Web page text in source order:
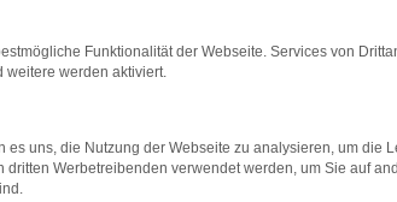
bestimmter Seiten verhindern.
beheben.
auf dem neuesten Stand sind.
kann auch dazu führen, dass
Funktionalität der Webseite. Services von
weitere werden aktiviert.
es uns, die Nutzung der Webseite zu analysieren, um die
dritten Werbetreibenden verwendet werden, um Sie auf